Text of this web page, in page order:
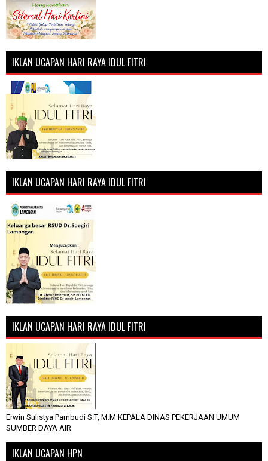
IKLAN UCAPAN HARI RAYA IDUL FITRI
IKLAN UCAPAN HARI RAYA IDUL FITRI
IKLAN UCAPAN HARI RAYA IDUL FITRI
Erwin Sulistya Pambudi S.T, M.M KEPALA DINAS PEKERJAAN UMUM
SUMBER DAYA AIR
IKLAN UCAPAN HPN